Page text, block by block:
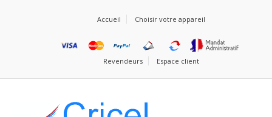
Accueil Choisir votre appareil
Revendeurs Espace client